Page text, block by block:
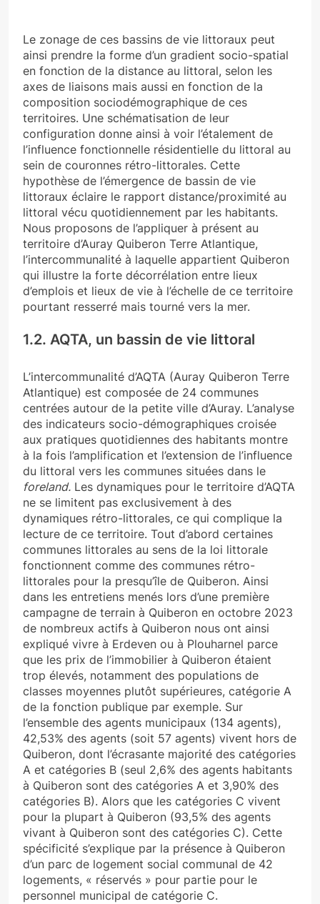
Le zonage de ces bassins de vie littoraux peut
ainsi prendre la forme d’un gradient socio-spatial
en fonction de la distance au littoral, selon les
axes de liaisons mais aussi en fonction de la
composition sociodémographique de ces
territoires. Une schématisation de leur
configuration donne ainsi à voir l’étalement de
l’influence fonctionnelle résidentielle du littoral au
sein de couronnes rétro-littorales. Cette
hypothèse de l’émergence de bassin de vie
littoraux éclaire le rapport distance/proximité au
littoral vécu quotidiennement par les habitants.
Nous proposons de l’appliquer à présent au
territoire d’Auray Quiberon Terre Atlantique,
l’intercommunalité à laquelle appartient Quiberon
qui illustre la forte décorrélation entre lieux
d’emplois et lieux de vie à l’échelle de ce territoire
pourtant resserré mais tourné vers la mer.
1.2. AQTA, un bassin de vie littoral
L’intercommunalité d’AQTA (Auray Quiberon Terre
Atlantique) est composée de 24 communes
centrées autour de la petite ville d’Auray. L’analyse
des indicateurs socio-démographiques croisée
aux pratiques quotidiennes des habitants montre
à la fois l’amplification et l’extension de l’influence
du littoral vers les communes situées dans le
foreland. Les dynamiques pour le territoire d’AQTA
ne se limitent pas exclusivement à des
dynamiques rétro-littorales, ce qui complique la
lecture de ce territoire. Tout d’abord certaines
communes littorales au sens de la loi littorale
fonctionnent comme des communes rétro-
littorales pour la presqu’île de Quiberon. Ainsi
dans les entretiens menés lors d’une première
campagne de terrain à Quiberon en octobre 2023
de nombreux actifs à Quiberon nous ont ainsi
expliqué vivre à Erdeven ou à Plouharnel parce
que les prix de l’immobilier à Quiberon étaient
trop élevés, notamment des populations de
classes moyennes plutôt supérieures, catégorie A
de la fonction publique par exemple. Sur
l’ensemble des agents municipaux (134 agents),
42,53% des agents (soit 57 agents) vivent hors de
Quiberon, dont l’écrasante majorité des catégories
A et catégories B (seul 2,6% des agents habitants
à Quiberon sont des catégories A et 3,90% des
catégories B). Alors que les catégories C vivent
pour la plupart à Quiberon (93,5% des agents
vivant à Quiberon sont des catégories C). Cette
spécificité s’explique par la présence à Quiberon
d’un parc de logement social communal de 42
logements, « réservés » pour partie pour le
personnel municipal de catégorie C.